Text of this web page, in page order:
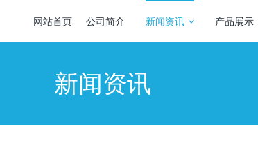
网站首页 公司简介 新闻资讯 产品展示
新闻资讯